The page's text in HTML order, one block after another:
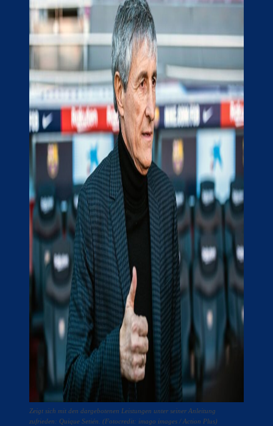
Zeigt sich mit den dargebotenen Leistungen unter seiner Anleitung
zufrieden: Quique Setién. (Fotocredit: imago images / Action Plus)